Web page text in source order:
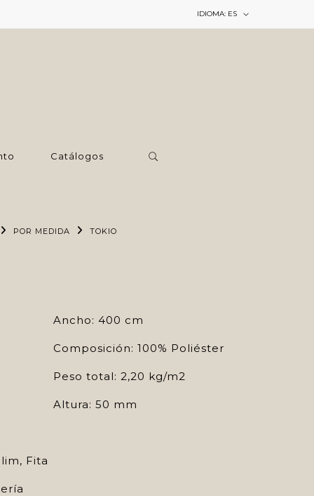
IDIOMA: ES
Catálogos
POR MEDIDA TOKIO
Ancho: 400 cm
Composición: 100% Poliéster
Peso total: 2,20 kg/m2
Altura: 50 mm
Fita